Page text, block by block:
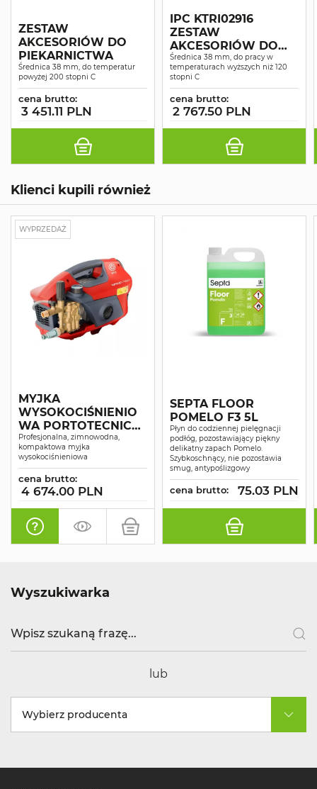
ZESTAW
AKCESORIÓW DO
PIEKARNICTWA
Średnica 38 mm, do temperatur
powyżej 200 stopni C
cena brutto:
3 451.11 PLN
IPC KTRI02916
ZESTAW
AKCESORIÓW DO
PIEKARNICTWA
POWYŻEJ 120 ST. FI
38MM
Średnica 38 mm, do pracy w
temperaturach wyższych niż 120
stopni C
cena brutto:
2 767.50 PLN
Klienci kupili również
WYPRZEDAŻ
MYJKA
WYSOKOCIŚNIENIO
WA PORTOTECNICA
SUPERJET 1609P
Profesjonalna, zimnowodna,
kompaktowa myjka
wysokociśnieniowa
cena brutto:
4 674.00 PLN
SEPTA FLOOR
POMELO F3 5L
Płyn do codziennej pielęgnacji
podłóg, pozostawiający piękny
delikatny zapach Pomelo.
Szybkoschnący, nie pozostawia
smug, antypoślizgowy
cena brutto: 75.03 PLN
Wyszukiwarka
lub
Wybierz producenta